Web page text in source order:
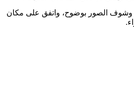
وشوف الصور بوضوح، واتفق على مكان